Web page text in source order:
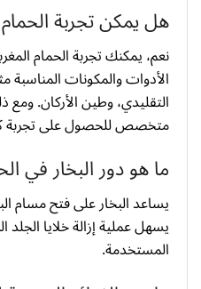
هل يمكن تجربة
نعم، يمكنك تجربة الحمام
الأدوات والمكونات
التقليدي، وطين الأركان. ومع
متخصص للحصول على تجربة
ما هو دور البخار في
يساعد البخار على فتح مسام
يسهل عملية إزالة خلايا الجلد
المستخدمة.